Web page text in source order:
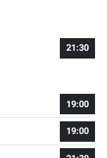
21:30
19:00
19:00